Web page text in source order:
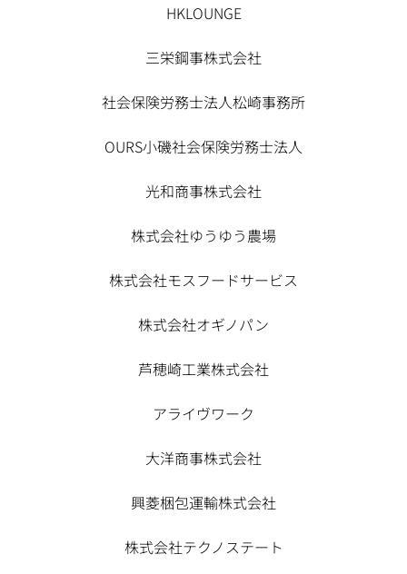
HKLOUNGE
三栄鋼事株式会社
社会保険労務士法人松崎事務所
OURS小磯社会保険労務士法人
光和商事株式会社
株式会社ゆうゆう農場
株式会社モスフードサービス
株式会社オギノパン
芦穂崎工業株式会社
アライヴワーク
大洋商事株式会社
興菱梱包運輸株式会社
株式会社テクノステート